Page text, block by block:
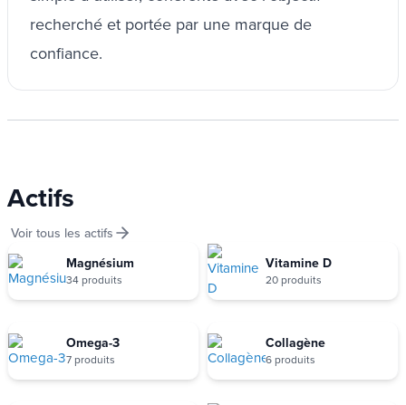
recherché et portée par une marque de
confiance.
Actifs
Voir tous les actifs
Magnésium
34 produits
Vitamine D
20 produits
Omega-3
7 produits
Collagène
6 produits